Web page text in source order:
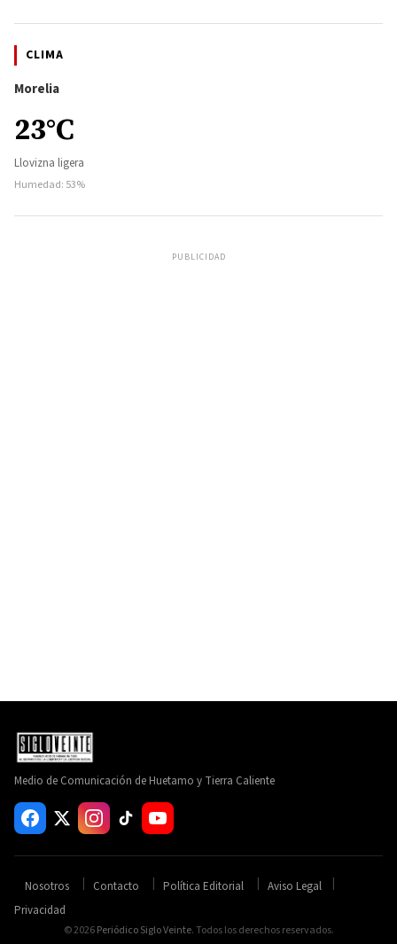
CLIMA
Morelia
23°C
Llovizna ligera
Humedad: 53%
PUBLICIDAD
Medio de Comunicación de Huetamo y Tierra Caliente
Nosotros Contacto Política Editorial
Aviso Legal
Privacidad
© 2026Periódico Siglo Veinte. Todos los derechos reservados.